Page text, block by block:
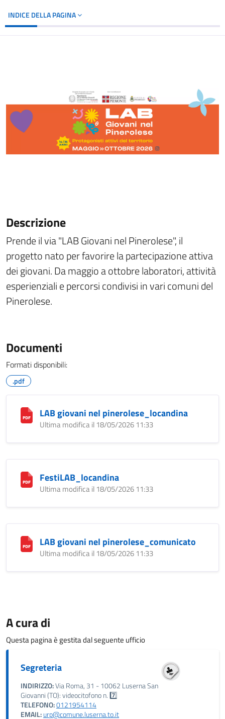
INDICE DELLA PAGINA
Descrizione
Prende il via "LAB Giovani nel Pinerolese", il
progetto nato per favorire la partecipazione attiva
dei giovani. Da maggio a ottobre laboratori, attività
esperienziali e percorsi condivisi in vari comuni del
Pinerolese.
Documenti
Formati disponibili:
.pdf
LAB giovani nel pinerolese_locandina
Ultima modifica il 18/05/2026 11:33
FestiLAB_locandina
Ultima modifica il 18/05/2026 11:33
LAB giovani nel pinerolese_comunicato
Ultima modifica il 18/05/2026 11:33
A cura di
Questa pagina è gestita dal seguente ufficio
Segreteria
INDIRIZZO:Via Roma, 31 - 10062 Luserna San
Giovanni (TO): videocitofono n. 7️⃣
TELEFONO:0121954114
EMAIL:urp@comune.luserna.to.it